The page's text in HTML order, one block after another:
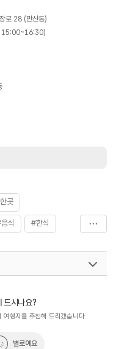
로 28 (만산동)
15:00~16:30)
곳
식 #한식
드시나요?
행지를 추천해 드리겠습니다.
별로예요